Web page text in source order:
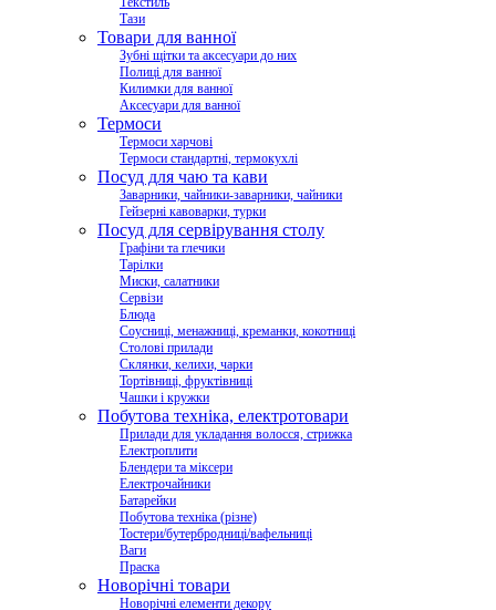
Тази
Товари для ванної
Зубні щітки та аксесуари до них
Полиці для ванної
Килимки для ванної
Аксесуари для ванної
Термоси
Термоси харчові
Термоси стандартні, термокухлі
Посуд для чаю та кави
Заварники, чайники-заварники, чайники
Гейзерні кавоварки, турки
Посуд для сервірування столу
Графіни та глечики
Тарілки
Миски, салатники
Сервізи
Блюда
Соусниці, менажниці, креманки, кокотниці
Столові прилади
Склянки, келихи, чарки
Тортівниці, фруктівниці
Чашки і кружки
Побутова техніка, електротовари
Прилади для укладання волосся, стрижка
Електроплити
Блендери та міксери
Електрочайники
Батарейки
Побутова техніка (різне)
Тостери/бутербродниці/вафельниці
Ваги
Праска
Новорічні товари
Новорічні елементи декору